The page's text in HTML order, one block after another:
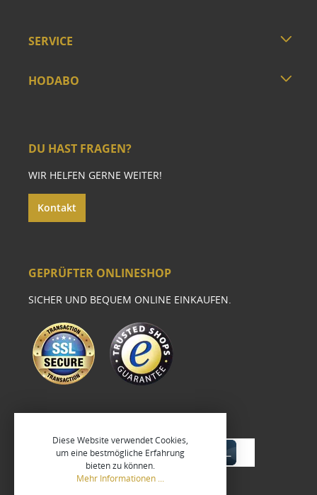
SERVICE
HODABO
DU HAST FRAGEN?
WIR HELFEN GERNE WEITER!
Kontakt
GEPRÜFTER ONLINESHOP
SICHER UND BEQUEM ONLINE EINKAUFEN.
Diese Website verwendet Cookies,
um eine bestmögliche Erfahrung
bieten zu können.
Mehr Informationen ...